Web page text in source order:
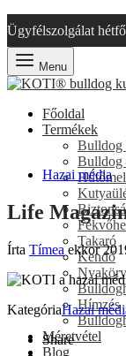
Ügyfélszolgálat
Menu
Főoldal
Termékek
Bulldog
Bulldog
Takaró
Kendő
Hímzés
Méretvétel
Blog
Hazai média
Life
Írta Tímeaekkor
KategóriaHazai
Share